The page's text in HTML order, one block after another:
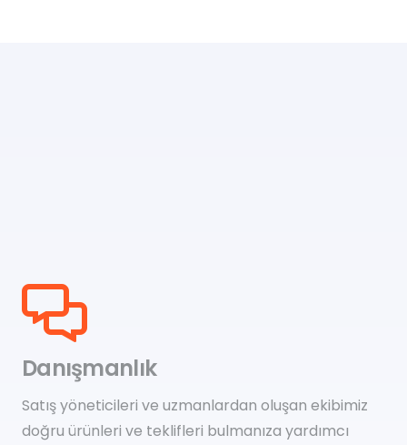
Danışmanlık
Satış yöneticileri ve uzmanlardan oluşan ekibimiz
doğru ürünleri ve teklifleri bulmanıza yardımcı